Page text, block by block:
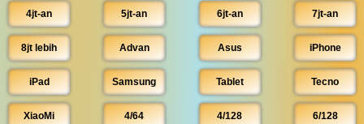
4jt-an 5jt-an 6jt-an 7jt-an
8jt lebih Advan Asus iPhone
iPad Samsung Tablet Tecno
XiaoMi 4/64 4/128 6/128